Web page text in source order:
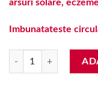
arsuri solare,
Imbunatateste
Cantitate Gel Aloe